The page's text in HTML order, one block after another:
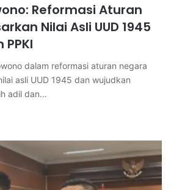
Reformasi Aturan
Nilai Asli UUD 1945
PPKI
dalam reformasi aturan negara
asli UUD 1945 dan wujudkan
adil dan…